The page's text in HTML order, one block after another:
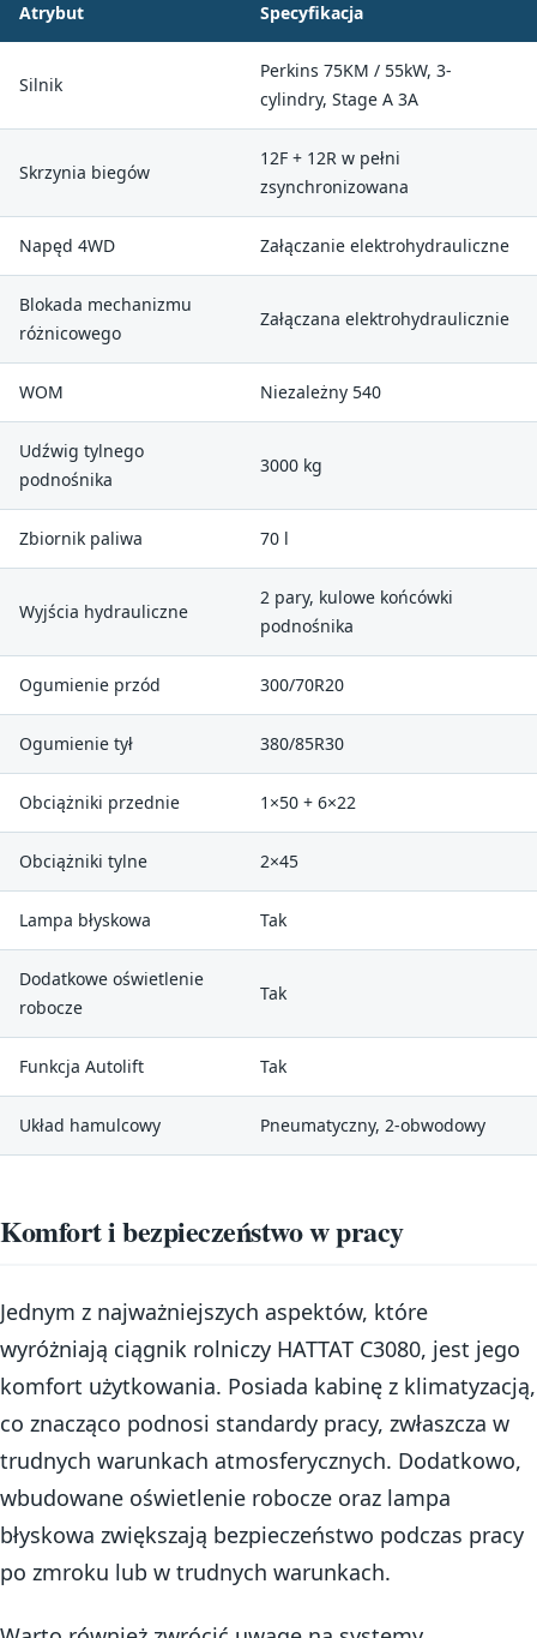
Atrybut Specyfikacja
Silnik
Perkins 75KM / 55kW, 3-
cylindry, Stage A 3A
Skrzynia biegów
12F + 12R w pełni
zsynchronizowana
Napęd 4WD Załączanie elektrohydrauliczne
Blokada mechanizmu
różnicowego
Załączana elektrohydraulicznie
WOM Niezależny 540
Udźwig tylnego
podnośnika
3000 kg
Zbiornik paliwa 70 l
Wyjścia hydrauliczne
2 pary, kulowe końcówki
podnośnika
Ogumienie przód 300/70R20
Ogumienie tył 380/85R30
Obciążniki przednie 1×50 + 6×22
Obciążniki tylne 2×45
Lampa błyskowa Tak
Dodatkowe oświetlenie
robocze
Tak
Funkcja Autolift Tak
Układ hamulcowy Pneumatyczny, 2-obwodowy
Komfort i bezpieczeństwo w pracy
Jednym z najważniejszych aspektów, które
wyróżniają ciągnik rolniczy HATTAT C3080, jest jego
komfort użytkowania. Posiada kabinę z klimatyzacją,
co znacząco podnosi standardy pracy, zwłaszcza w
trudnych warunkach atmosferycznych. Dodatkowo,
wbudowane oświetlenie robocze oraz lampa
błyskowa zwiększają bezpieczeństwo podczas pracy
po zmroku lub w trudnych warunkach.